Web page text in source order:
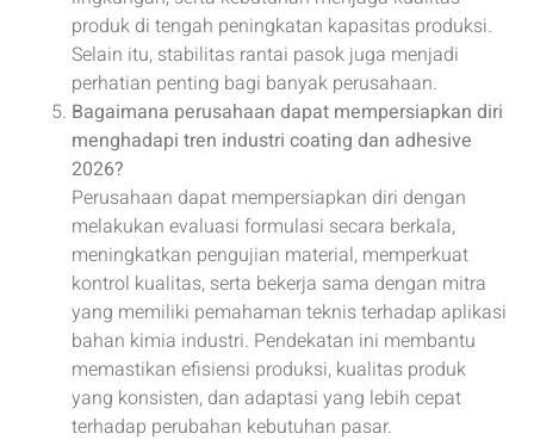
produk di tengah peningkatan kapasitas produksi.
Selain itu, stabilitas rantai pasok juga menjadi
perhatian penting bagi banyak perusahaan.
Bagaimana perusahaan dapat mempersiapkan diri
menghadapi tren industri coating dan adhesive
2026?
Perusahaan dapat mempersiapkan diri dengan
melakukan evaluasi formulasi secara berkala,
meningkatkan pengujian material, memperkuat
kontrol kualitas, serta bekerja sama dengan mitra
yang memiliki pemahaman teknis terhadap aplikasi
bahan kimia industri. Pendekatan ini membantu
memastikan efisiensi produksi, kualitas produk
yang konsisten, dan adaptasi yang lebih cepat
terhadap perubahan kebutuhan pasar.